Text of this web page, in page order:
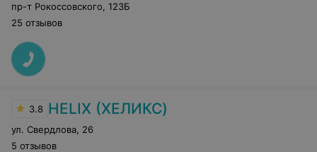
пр-т Рокоссовского, 123Б
25 отзывов
3.8 HELIX (ХЕЛИКС)
ул. Свердлова 26
5 отзывов